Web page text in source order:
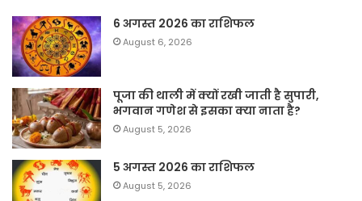
6 अगस्त 2026 का राशिफल
August 6, 2026
पूजा की थाली में क्यों रखी जाती है सुपारी,
भगवान गणेश से इसका क्या नाता है?
August 5, 2026
5 अगस्त 2026 का राशिफल
August 5, 2026